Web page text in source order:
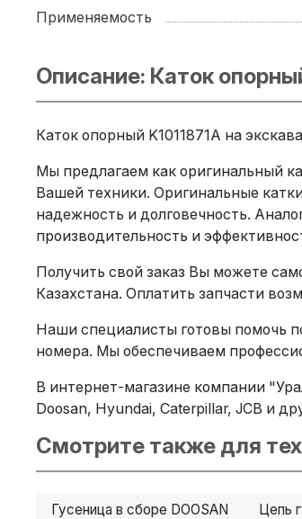
Применяемость
Описание: Каток
Каток опорный K1011871A на
Мы предлагаем как оригинальный
Вашей техники. Оригинальные
надежность и долговечность.
производительность и
Получить свой заказ Вы можете
Казахстана. Оплатить запчасти
Наши специалисты готовы помочь
номера. Мы обеспечиваем
В интернет-магазине компании
Doosan, Hyundai, Caterpillar, JCB и
Смотрите также для
Гусеница в сборе DOOSAN Цепь